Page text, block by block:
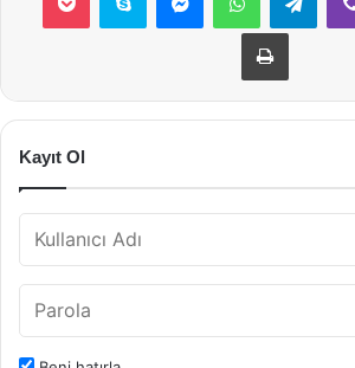
Yazdır
Kayıt Ol